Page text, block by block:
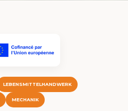
LEBENSMITTELHANDWERK
MECHANIK